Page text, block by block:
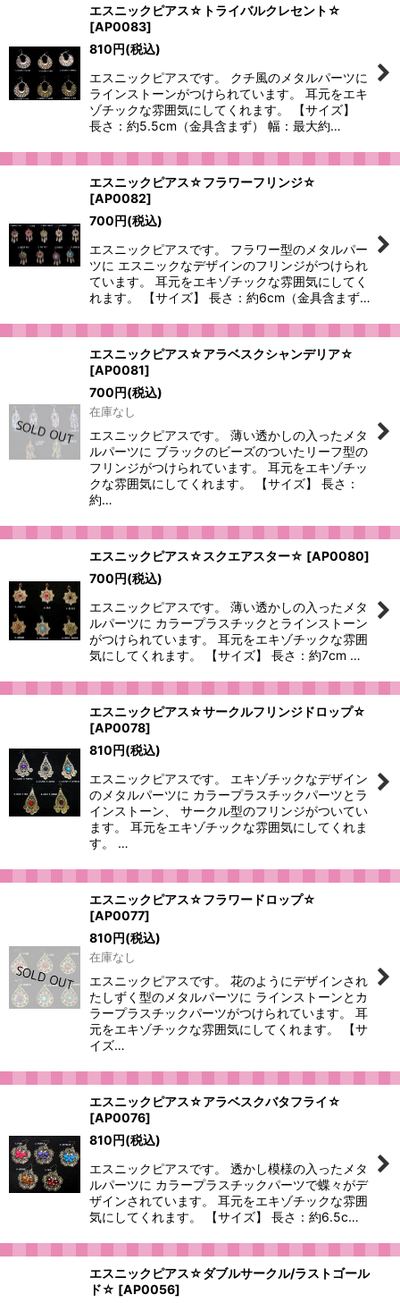
エスニックピアス☆トライバルクレセント☆
[AP0083]
810円(税込)
エスニックピアスです。 クチ風のメタルパーツに
ラインストーンがつけられています。 耳元をエキ
ゾチックな雰囲気にしてくれます。 【サイズ】
長さ：約5.5cm（金具含まず） 幅：最大約…
エスニックピアス☆フラワーフリンジ☆
[AP0082]
700円(税込)
エスニックピアスです。 フラワー型のメタルパー
ツに エスニックなデザインのフリンジがつけられ
ています。 耳元をエキゾチックな雰囲気にしてく
れます。 【サイズ】 長さ：約6cm（金具含まず…
エスニックピアス☆アラベスクシャンデリア☆
[AP0081]
700円(税込)
在庫なし
エスニックピアスです。 薄い透かしの入ったメタ
ルパーツに ブラックのビーズのついたリーフ型の
フリンジがつけられています。 耳元をエキゾチッ
クな雰囲気にしてくれます。 【サイズ】 長さ：
約…
エスニックピアス☆スクエアスター☆ [AP0080]
700円(税込)
エスニックピアスです。 薄い透かしの入ったメタ
ルパーツに カラープラスチックとラインストーン
がつけられています。 耳元をエキゾチックな雰囲
気にしてくれます。 【サイズ】 長さ：約7cm …
エスニックピアス☆サークルフリンジドロップ☆
[AP0078]
810円(税込)
エスニックピアスです。 エキゾチックなデザイン
のメタルパーツに カラープラスチックパーツとラ
インストーン、 サークル型のフリンジがついてい
ます。 耳元をエキゾチックな雰囲気にしてくれま
す。 …
エスニックピアス☆フラワードロップ☆
[AP0077]
810円(税込)
在庫なし
エスニックピアスです。 花のようにデザインされ
たしずく型のメタルパーツに ラインストーンとカ
ラープラスチックパーツがつけられています。 耳
元をエキゾチックな雰囲気にしてくれます。 【サ
イズ…
エスニックピアス☆アラベスクバタフライ☆
[AP0076]
810円(税込)
エスニックピアスです。 透かし模様の入ったメタ
ルパーツに カラープラスチックパーツで蝶々がデ
ザインされています。 耳元をエキゾチックな雰囲
気にしてくれます。 【サイズ】 長さ：約6.5c…
エスニックピアス☆ダブルサークル/ラストゴール
ド☆ [AP0056]